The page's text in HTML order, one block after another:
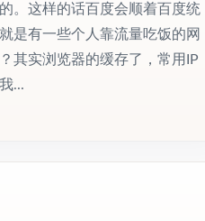
。这样的话百度会顺着百度统
是有一些个人靠流量吃饭的网
其实浏览器的缓存了，常用IP
...